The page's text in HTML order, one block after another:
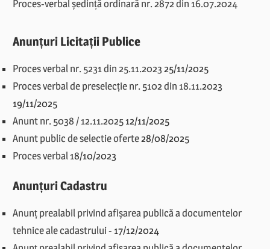
Proces-verbal ședință ordinară nr. 2872 din 16.07.2024
Anunțuri Licitații Publice
Proces verbal nr. 5231 din 25.11.2023 25/11/2025
Proces verbal de preselecție nr. 5102 din 18.11.2023
19/11/2025
Anunt nr. 5038 / 12.11.2025 12/11/2025
Anunt public de selectie oferte28/08/2025
Proces verbal 18/10/2023
Anunțuri Cadastru
Anunț prealabil privind afișarea publică a documentelor
tehnice ale cadastrului- 17/12/2024